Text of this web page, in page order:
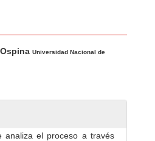
OspinaUniversidad Nacional de
analiza el proceso a través